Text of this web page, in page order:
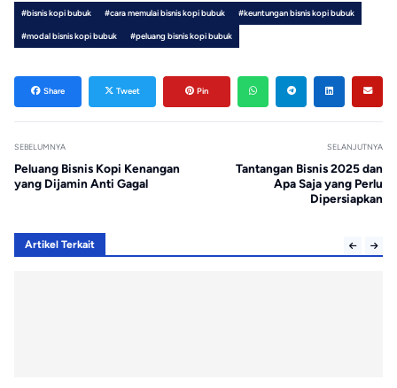
#bisnis kopi bubuk #cara memulai bisnis kopi bubuk #keuntungan bisnis kopi bubuk
#modal bisnis kopi bubuk #peluang bisnis kopi bubuk
Share Tweet Pin
SEBELUMNYA
Peluang Bisnis Kopi Kenangan
yang Dijamin Anti Gagal
SELANJUTNYA
Tantangan Bisnis 2025 dan
Apa Saja yang Perlu
Dipersiapkan
Artikel Terkait